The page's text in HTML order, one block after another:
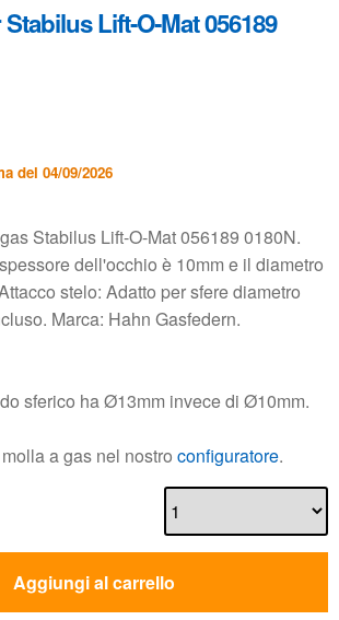
Lift-O-Mat 056189
del 04/09/2026
Stabilus Lift-O-Mat 056189 0180N.
dell'occhio è 10mm e il diametro
stelo: Adatto per sfere diametro
Marca: Hahn Gasfedern.
sferico ha Ø13mm invece di Ø10mm.
a gas nel nostro configuratore.
Aggiungi al carrello